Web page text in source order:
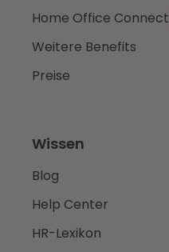
Home Office Connect
Weitere Benefits
Preise
Wissen
Blog
Help Center
HR-Lexikon